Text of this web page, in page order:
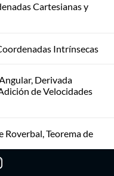
Cartesianas y
Intrínsecas
Derivada
de Velocidades
Teorema de